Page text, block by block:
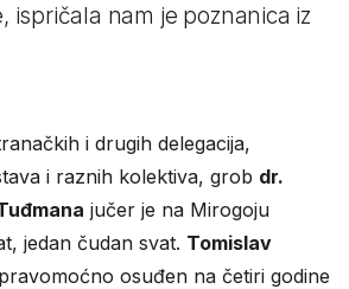
ispričala nam je poznanica iz
i drugih delegacija,
i raznih kolektiva, grob dr.
jučer je na Mirogoju
jedan čudan svat. Tomislav
pravomoćno osuđen na četiri godine